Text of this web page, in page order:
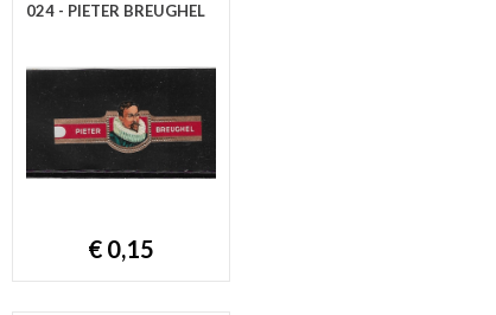
024 - PIETER BREUGHEL
€ 0,15